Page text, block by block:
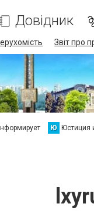
Довідник
Звіт про
Ю Юстиция